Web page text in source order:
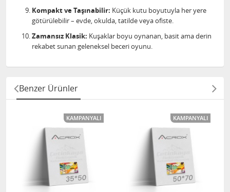
Kompakt ve Taşınabilir: Küçük kutu boyutuyla her yere
götürülebilir – evde, okulda, tatilde veya ofiste.
Zamansız Klasik: Kuşaklar boyu oynanan, basit ama derin
rekabet sunan geleneksel beceri oyunu.
Benzer Ürünler
KAMPANYALI KAMPANYALI